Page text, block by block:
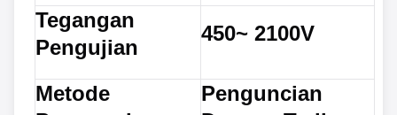
Tegangan
Pengujian
450~ 2100V
Metode
Penguncian